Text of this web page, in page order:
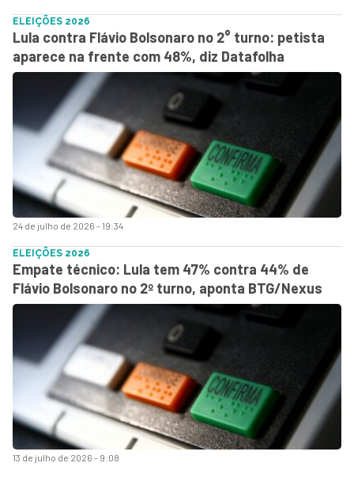
24 de julho de 2026 - 19:34
ELEIÇÕES 2026
Lula contra Flávio Bolsonaro no 2° turno: petista
aparece na frente com 48%, diz Datafolha
13 de julho de 2026 - 9:08
ELEIÇÕES 2026
Empate técnico: Lula tem 47% contra 44% de
Flávio Bolsonaro no 2º turno, aponta BTG/Nexus